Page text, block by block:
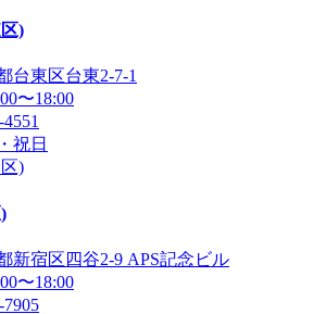
)
台東区台東2-7-1
〜18:00
祝日
新宿区四谷2-9 APS記念ビル
〜18:00